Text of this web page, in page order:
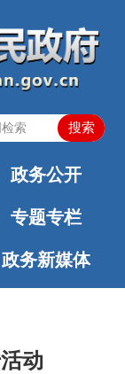
政务公开
专题专栏
政务新媒体
动